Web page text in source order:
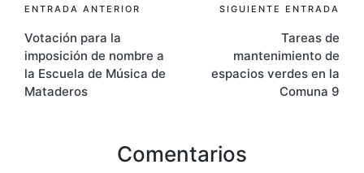
Navegación
de
entradas
ENTRADA ANTERIOR
Votación para la
imposición de nombre a
la Escuela de Música de
Mataderos
SIGUIENTE ENTRADA
Tareas de
mantenimiento de
espacios verdes en la
Comuna 9
Comentarios